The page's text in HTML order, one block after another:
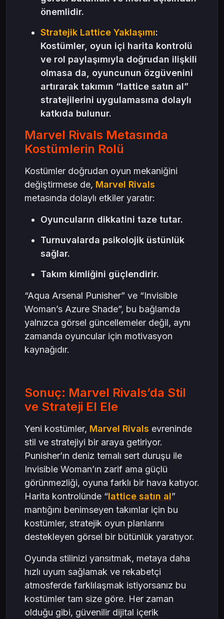
önemlidir.
Stratejik Lattice Yaklaşımı:
Kostümler, oyun içi harita kontrolü
ve rol paylaşımıyla doğrudan ilişkili
olmasa da, oyuncunun özgüvenini
artırarak takımın “lattice satın al”
stratejilerini uygulamasına dolaylı
katkıda bulunur.
Marvel Rivals Metasında
Kostümlerin Rolü
Kostümler doğrudan oyun mekaniğini
değiştirmese de, Marvel Rivals
metasında dolaylı etkiler yaratır:
Oyuncuların dikkatini taze tutar.
Turnuvalarda psikolojik üstünlük
sağlar.
Takım kimliğini güçlendirir.
“Aqua Arsenal Punisher” ve “Invisible
Woman’s Azure Shade”, bu bağlamda
yalnızca görsel güncellemeler değil, aynı
zamanda oyuncular için motivasyon
kaynağıdır.
Sonuç: Marvel Rivals’da Stil
ve Strateji El Ele
Yeni kostümler, Marvel Rivals evreninde
stil ve stratejiyi bir araya getiriyor.
Punisher’ın deniz temalı sert duruşu ile
Invisible Woman’ın zarif ama güçlü
görünmezliği, oyuna farklı bir hava katıyor.
Harita kontrolünde “lattice satın al”
mantığını benimseyen takımlar için bu
kostümler, stratejik oyun planlarını
destekleyen görsel bir bütünlük yaratıyor.
Oyunda stilinizi yansıtmak, metaya daha
hızlı uyum sağlamak ve rekabetçi
atmosferde farklılaşmak istiyorsanız bu
kostümler tam size göre. Her zaman
olduğu gibi, güvenilir dijital içerik